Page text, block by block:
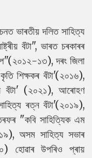
ভাৰতীয় দলিত সাহিত্য
বঁটা", ভাৰত চৰকাৰৰ
১৩), দৰং জিলা
শিক্ষকৰ বঁটা'(২০১৬),
বঁটা' (২০২১), আৰোহণ
ৰত্ন বঁটা'(২০১৯),
"কবি সাহিত্যিক এম
অসম সাহিত্য সভাৰ
হোৱাৰ উপৰিও প্ৰায়